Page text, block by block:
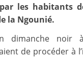
les habitants
la Ngounié.
dimanche noir
de procéder à